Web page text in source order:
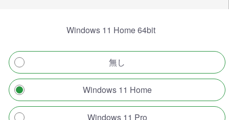
Windows 11 Home 64bit
無し
Windows 11 Home
Windows 11 Pro